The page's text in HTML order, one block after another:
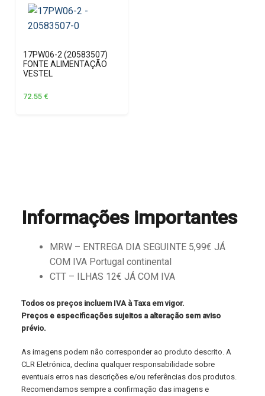
17PW06-2 (20583507)
FONTE ALIMENTAÇÃO
VESTEL
72.55 €
Informações importantes
MRW – ENTREGA DIA SEGUINTE 5,99€ JÁ
COM IVA Portugal continental
CTT – ILHAS 12€ JÁ COM IVA
Todos os preços incluem IVA à Taxa em vigor.
Preços e especificações sujeitos a alteração sem aviso
prévio.
As imagens podem não corresponder ao produto descrito. A
CLR Eletrónica, declina qualquer responsabilidade sobre
eventuais erros nas descrições e/ou referências dos produtos.
Recomendamos sempre a confirmação das imagens e